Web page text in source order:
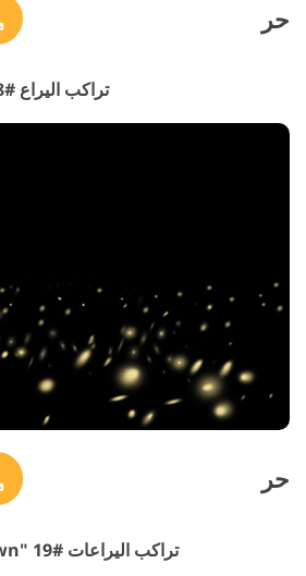
حر
تراكب اليراع #18 "Celestial Fields"
حر
تراكب اليراعات #19 "Jump into Unknown"